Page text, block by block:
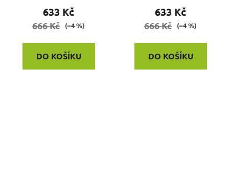
633 Kč
666 Kč (–4 %)
DO KOŠÍKU
633 Kč
666 Kč (–4 %)
DO KOŠÍKU